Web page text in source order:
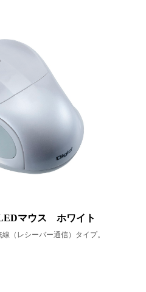
マウス ホワイト
（レシーバー通信）タイプ。